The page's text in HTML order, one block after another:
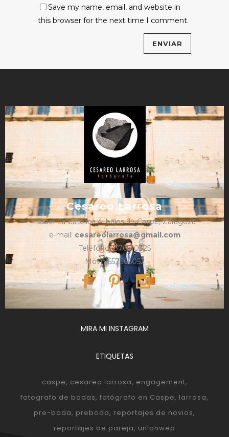
Save my name, email, and website in
this browser for the next time I comment.
Cesareo Larrosa
Isabel La Católica 4, bajos, 1º, Caspe, Zaragoza
e-mail: cesareolarrosa@gmail.com
Teléfono: 876610325
Móvil: 657366052
MIRA MI INSTAGRAM
ETIQUETAS
caspe cesareo larrosa engagement
fotografo de bodas fotógrafo en Caspe larrosa
pre-boda preboda reportajes de novios
reportajes de pareja unionwep